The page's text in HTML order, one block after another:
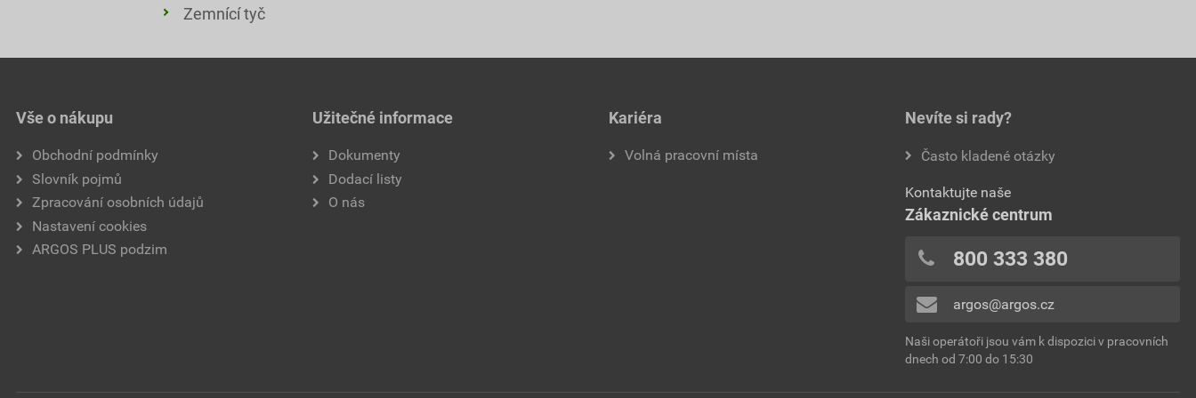
Zemnící tyč
Vše o nákupu
Obchodní podmínky
Slovník pojmů
Zpracování osobních údajů
Nastavení cookies
ARGOS PLUS podzim
Užitečné informace
Dokumenty
Dodací listy
O nás
Kariéra
Volná pracovní místa
Nevíte si rady?
Často kladené otázky
Kontaktujte naše
Zákaznické centrum
800 333 380
argos@argos.cz
Naši operátoři jsou vám k dispozici v pracovních
dnech od 7:00 do 15:30